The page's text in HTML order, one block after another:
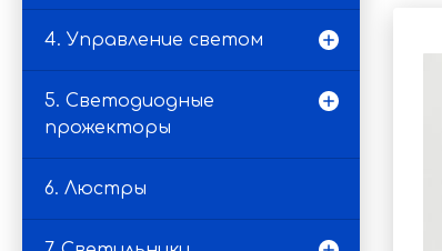
4. Управление светом
5. Светодиодные
прожекторы
6. Люстры